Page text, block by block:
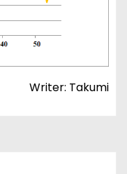
Writer: Takumi